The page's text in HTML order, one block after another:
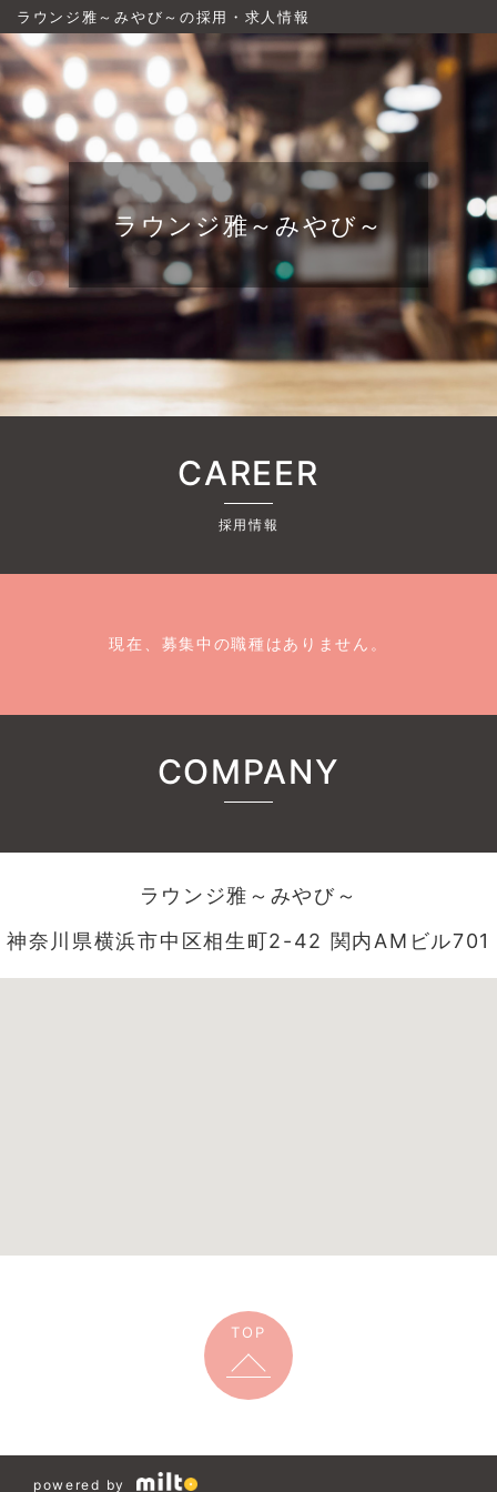
ラウンジ雅～みやび～の採用・求人情報
ラウンジ雅～みやび～
CAREER
採用情報
現在、募集中の職種はありません。
COMPANY
ラウンジ雅～みやび～
神奈川県横浜市中区相生町2-42 関内AMビル701
TOP
powered by